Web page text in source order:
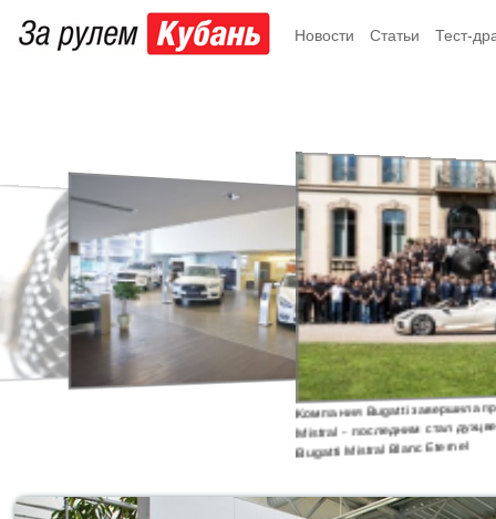
Новости Статьи Тест-
Компания Bugatti завершила производство родстера
Mistral - последним стал духцветных гиперкар
Bugatti Mistral Blanc Eternel